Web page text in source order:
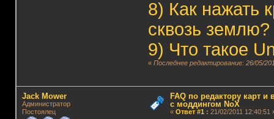
8) Как нажать
сквозь землю?
9) Что такое
«Последнее редактирование: 26/05/
Jack Mower
Администратор
Постоялец
FAQ по редактору карт
с моддингом NoX
« Ответ #1 : 21/02/2011 12:40:51